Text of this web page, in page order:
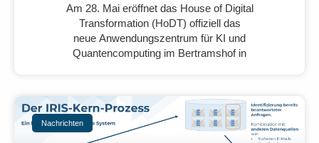
Am 28. Mai eröffnet das House of Digital
Transformation (HoDT) offiziell das
neue Anwendungszentrum für KI und
Quantencomputing im Bertramshof in
Nachrichten